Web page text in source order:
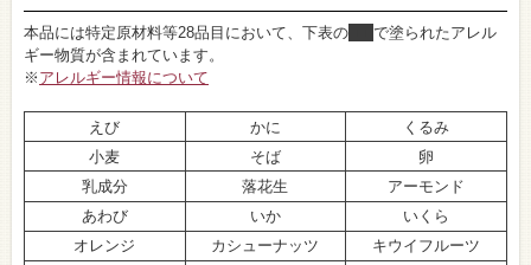
本品には特定原材料等28品目において、下表の
で塗られたアレル
ギー物質が含まれています。
※ アレルギー情報について
えび かに
くるみ
小麦
そば
卵
乳成分
落花生
アーモンド
あわび
いか
いくら
オレンジ
カシューナッツ
キウイフルーツ